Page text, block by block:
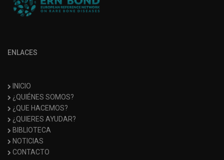
ENLACES
INICIO
¿QUIÉNES SOMOS?
¿QUE HACEMOS?
¿QUIERES AYUDAR?
BIBLIOTECA
NOTICIAS
CONTACTO